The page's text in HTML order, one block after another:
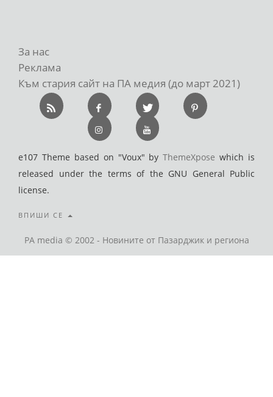
За нас
Реклама
Към стария сайт на ПА медия (до март 2021)
e107 Theme based on "Voux" byThemeXpose which is
released under the terms of the GNU General Public
license.
ВПИШИ СЕ
PA media © 2002 - Новините от Пазарджик и региона